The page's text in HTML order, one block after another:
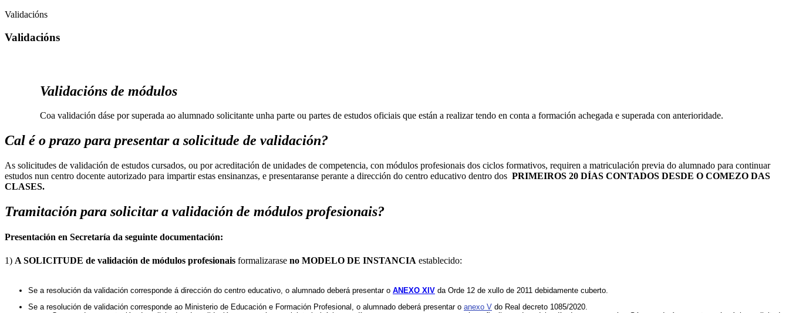
Validacións
Validacións
Validacións de módulos
Coa validación dáse por superada ao alumnado solicitante unha parte ou partes de estudos oficiais que están a realizar tendo en conta a formación achegada e superada con anterioridade.
Cal é o prazo para presentar a solicitude de validación?
As solicitudes de validación de estudos cursados, ou por acreditación de unidades de competencia, con módulos profesionais dos ciclos formativos, requiren a matriculación previa do alumnado para continuar
estudos nun centro docente autorizado para impartir estas ensinanzas, e presentaranse perante a dirección do centro educativo dentro dos PRIMEIROS 20 DÍAS CONTADOS DESDE O COMEZO DAS
CLASES.
Tramitación para solicitar a validación de módulos profesionais?
Presentación en Secretaría da seguinte documentación:
​1) A SOLICITUDE de validación de módulos profesionais formalizarase no MODELO DE INSTANCIA establecido:
Se a resolución da validación corresponde á dirección do centro educativo, o alumnado deberá presentar o ANEXO XIV da Orde 12 de xullo de 2011 debidamente cuberto.
Se a resolución de validación corresponde ao Ministerio de Educación e Formación Profesional, o alumnado deberá presentar o anexo V do Real decreto 1085/2020.